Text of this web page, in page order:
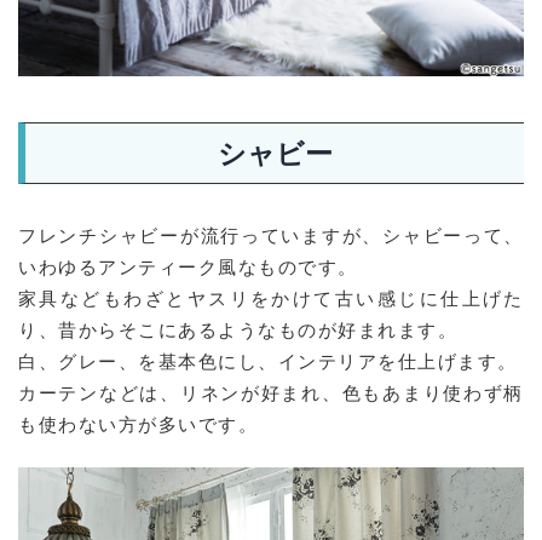
シャビー
フレンチシャビーが流行っていますが、シャビーって、
いわゆるアンティーク風なものです。
家具などもわざとヤスリをかけて古い感じに仕上げた
り、昔からそこにあるようなものが好まれます。
白、グレー、を基本色にし、インテリアを仕上げます。
カーテンなどは、リネンが好まれ、色もあまり使わず柄
も使わない方が多いです。